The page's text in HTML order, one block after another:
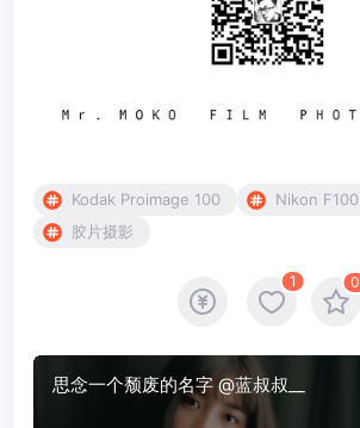
Kodak Proimage 100 Nikon F100
胶片摄影
1 0
思念一个颓废的名字 @蓝叔叔__